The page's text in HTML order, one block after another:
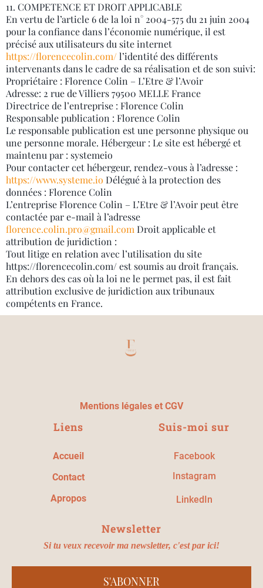
11. COMPETENCE ET DROIT APPLICABLE
En vertu de l’article 6 de la loi n° 2004-575 du 21 juin 2004
pour la confiance dans l’économie numérique, il est
précisé aux utilisateurs du site internet
https://florencecolin.com/l’identité des différents
intervenants dans le cadre de sa réalisation et de son suivi:
Propriétaire : Florence Colin – L’Etre & l’Avoir
Adresse: 2 rue de Villiers 79500 MELLE France
Directrice de l’entreprise : Florence Colin
Responsable publication : Florence Colin
Le responsable publication est une personne physique ou
une personne morale. Hébergeur : Le site est hébergé et
maintenu par : systemeio
Pour contacter cet hébergeur, rendez-vous à l’adresse :
https://www.systeme.io Délégué à la protection des
données : Florence Colin
L’entreprise Florence Colin – L’Etre & l’Avoir peut être
contactée par e-mail à l’adresse
florence.colin.pro@gmail.com Droit applicable et
attribution de juridiction :
Tout litige en relation avec l’utilisation du site
https://florencecolin.com/ est soumis au droit français.
En dehors des cas où la loi ne le permet pas, il est fait
attribution exclusive de juridiction aux tribunaux
compétents en France.
Mentions légales et CGV
Liens
Accueil
Contact
Apropos
Suis-moi sur
Facebook
Instagram
LinkedIn
Newsletter
Si tu veux recevoir ma newsletter, c'est par ici!
S'ABONNER